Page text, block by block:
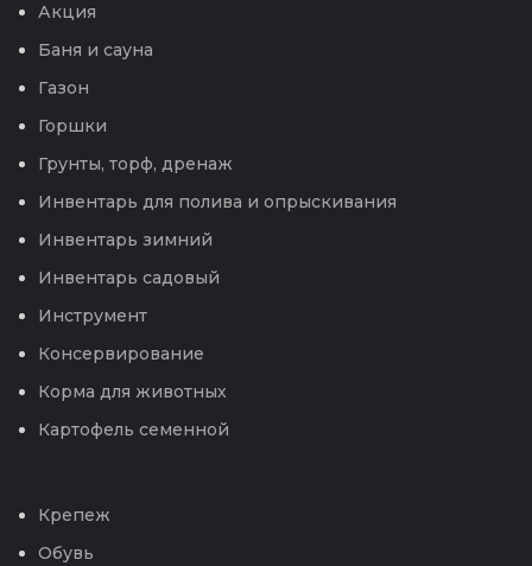
Акция
Баня и сауна
Газон
Горшки
Грунты, торф, дренаж
Инвентарь для полива и опрыскивания
Инвентарь зимний
Инвентарь садовый
Инструмент
Консервирование
Корма для животных
Картофель семенной
Крепеж
Обувь